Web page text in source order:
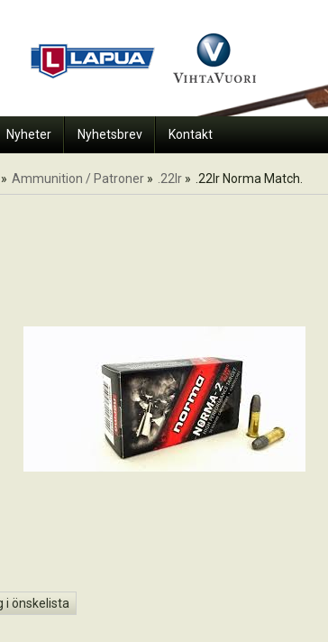
Nyheter Nyhetsbrev Kontakt
» Ammunition / Patroner » .22lr » .22lr Norma Match.
i önskelista